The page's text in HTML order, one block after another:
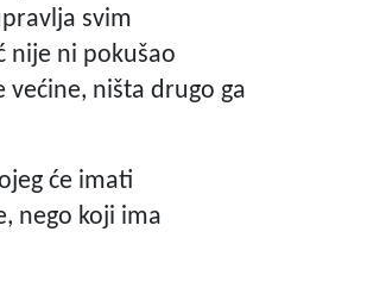
svim
nije ni pokušao
ništa drugo ga
će imati
nego koji ima